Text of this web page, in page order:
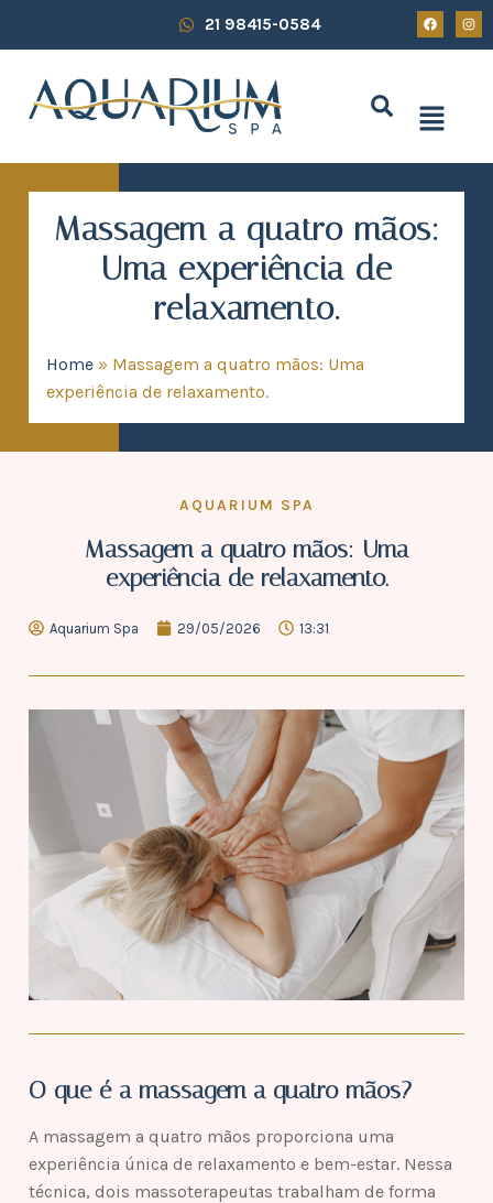
21 98415-0584
Massagem a quatro mãos:
Uma experiência de
relaxamento.
Home » Massagem a quatro mãos: Uma
experiência de relaxamento.
AQUARIUM SPA
Massagem a quatro mãos: Uma
experiência de relaxamento.
Aquarium Spa 29/05/2026 13:31
O que é a massagem a quatro mãos?
A massagem a quatro mãos proporciona uma
experiência única de relaxamento e bem-estar. Nessa
técnica, dois massoterapeutas trabalham de forma